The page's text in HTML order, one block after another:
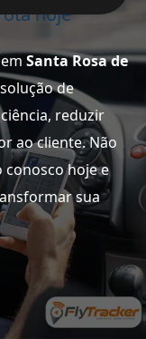
hoje
emSanta Rosa de
de
reduzir
ao cliente. Não
conosco hoje e
sua